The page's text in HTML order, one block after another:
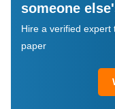
someone
Hire a verified expert
paper